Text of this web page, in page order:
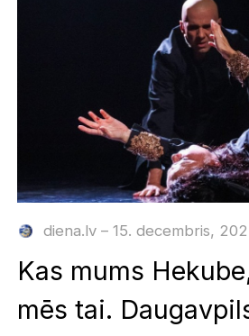
diena.lv – 15. decembris,
Kas mums
mēs tai.